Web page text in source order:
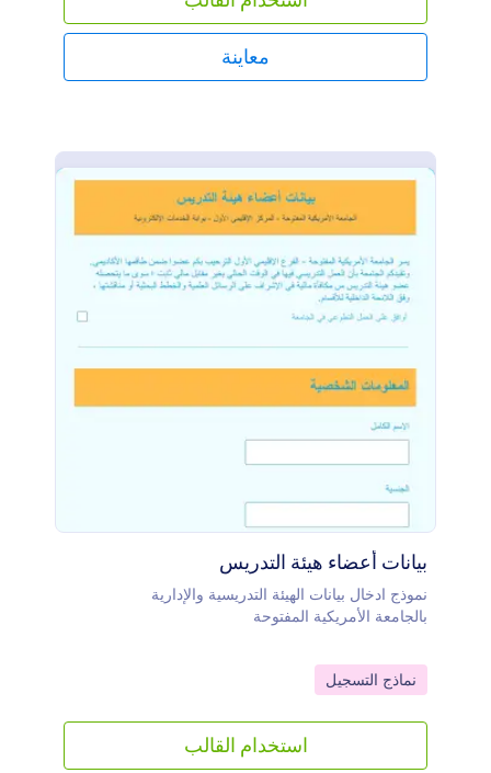
بدء تشغيل - ويمكن ملؤه على أي جهاز! هل ترغب في أن
يبدو نموذج الكفيل الخاص بك مشابه لهذا النموذج؟ أضف
شعارك، غير الخط والألوان، أضف صورك الخاصة، أو
وصلة إلى نموذج الكفيل الخاص بك! من خلال تكاملاتنا التي
تزيد عن ١٠٠ تكامل، يمكنك حتى إرسال الردود التي تم
جمعها إلى نظام CRM الخاص بك، أو خدمة التخزين، أو
تطبيقات الأعمال - بنقرة واحدة فقط. اجعله أسهل على
الكفيل أو الموقع عن طريق السماح لهم بملء نموذج
الكفيل الخاص بك اونلاين.
معاينة
بيانات أعضاء هيئة التدريس
نموذج ادخال بيانات الهيئة التدريسية والإدارية
بالجامعة الأمريكية المفتوحة
Go to Category:
نماذج التسجيل
استخدام القالب